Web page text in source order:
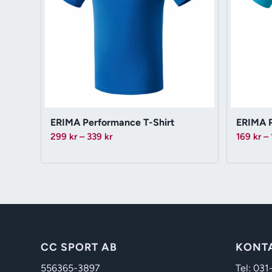
ERIMA Performance T-Shirt
299 kr – 339 krPrisintervall:
till
ERIMA
169 kr –
CC SPORT AB
556365-3897 Tel: